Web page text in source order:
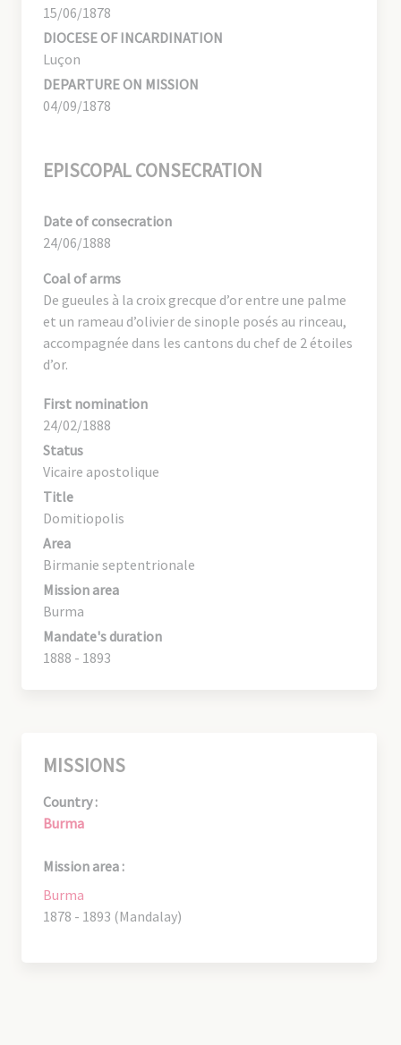
15/06/1878
DIOCESE OF INCARDINATION
Luçon
DEPARTURE ON MISSION
04/09/1878
EPISCOPAL CONSECRATION
Date of consecration
24/06/1888
Coal of arms
De gueules à la croix grecque d’or entre une palme
et un rameau d’olivier de sinople posés au rinceau,
accompagnée dans les cantons du chef de 2 étoiles
d’or.
First nomination
24/02/1888
Status
Vicaire apostolique
Title
Domitiopolis
Area
Birmanie septentrionale
Mission area
Burma
Mandate's duration
1888 - 1893
MISSIONS
Country :
Burma
Mission area :
Burma
1878 - 1893 (Mandalay)